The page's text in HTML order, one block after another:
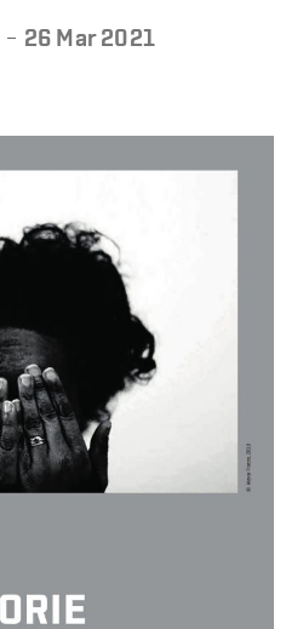
- 26 Mar 2021